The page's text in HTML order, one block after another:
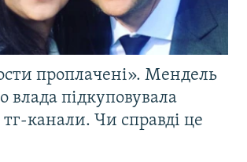
проплачені». Мендель
влада підкуповувала
тг-канали. Чи справді це